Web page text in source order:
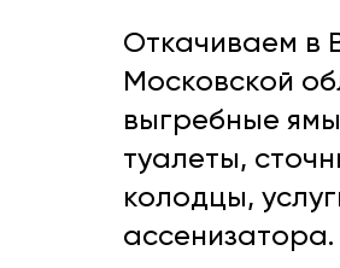
Откачиваем в
Московской
выгребные
туалеты,
колодцы,
ассенизатора.